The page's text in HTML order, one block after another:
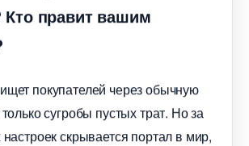
Кто правит вашим
покупателей через обычную
сугробы пустых трат. Но за
скрывается портал в мир,